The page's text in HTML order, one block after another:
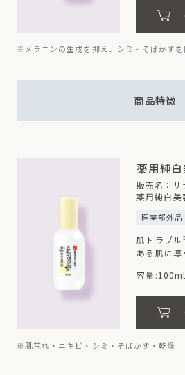
※メラニンの生成を抑え、シミ・そばかすを
商品特徴
薬用純
販売名：
薬用純白美
医薬部外品
肌トラブル
ある肌に
容量:100mL
※肌荒れ・ニキビ・シミ・そばかす・乾燥